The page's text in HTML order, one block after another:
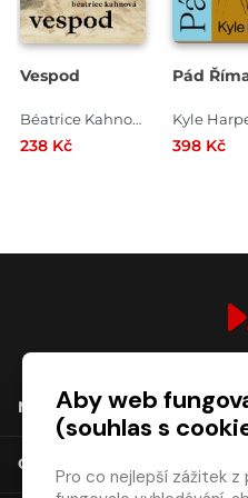
Vespod
Béatrice Kahnová
238 Kč
Pád
Kyle
398 Kč
NÁKUP
O SPOLEČNOSTI
Aby web
(souhlas s
Pro co nejlepší zážitek